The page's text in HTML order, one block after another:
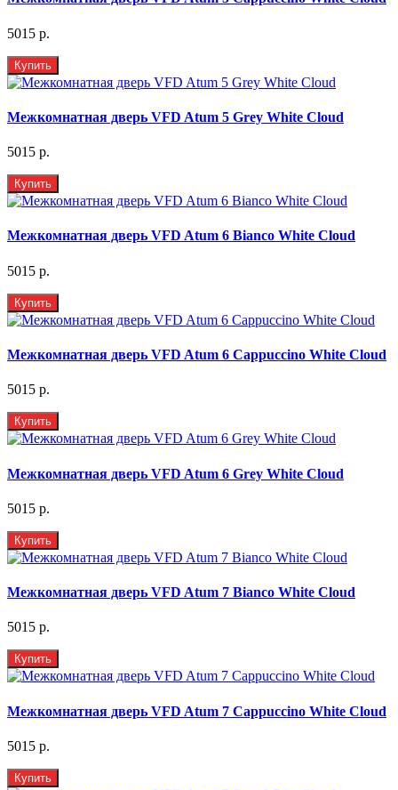
5015 р.
Купить
Межкомнатная дверь VFD Atum 5 Grey White Cloud
5015 р.
Купить
Межкомнатная дверь VFD Atum 6 Bianco White Cloud
5015 р.
Купить
Межкомнатная дверь VFD Atum 6 Cappuccino White Cloud
5015 р.
Купить
Межкомнатная дверь VFD Atum 6 Grey White Cloud
5015 р.
Купить
Межкомнатная дверь VFD Atum 7 Bianco White Cloud
5015 р.
Купить
Межкомнатная дверь VFD Atum 7 Cappuccino White Cloud
5015 р.
Купить